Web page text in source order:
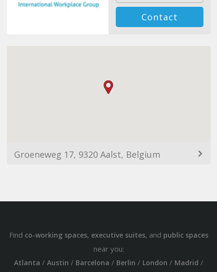
Contact
Groeneweg 17, 9320 Aalst, Belgium
Find co-working spaces, executive suites, and public spaces
near you:
Atlanta / Austin / Barcelona / Berlin / London / Madrid /